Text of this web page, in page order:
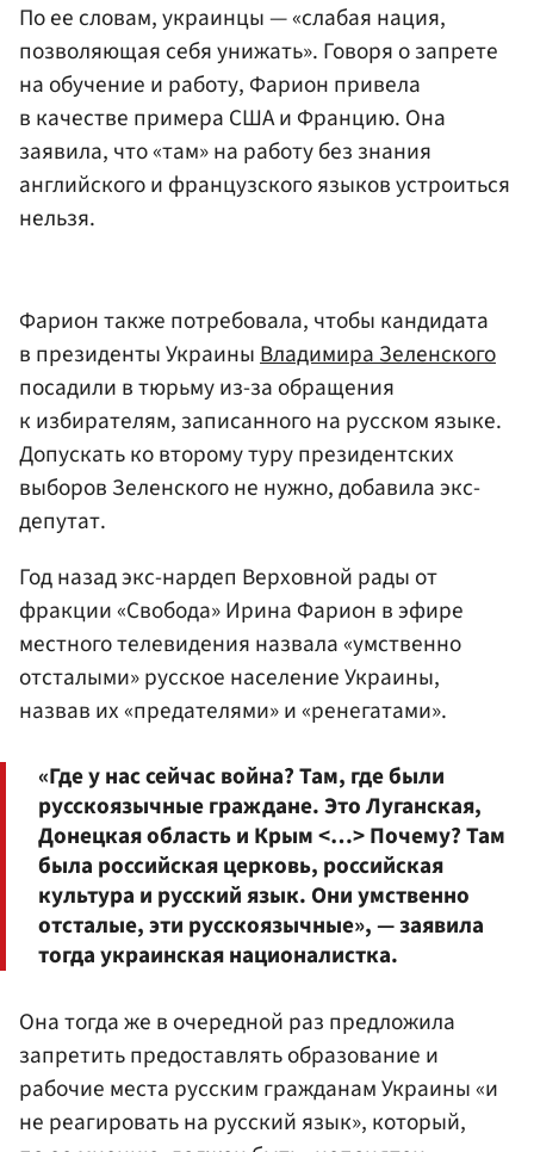
По ее словам, украинцы — «слабая нация,
позволяющая себя унижать». Говоря о запрете
на обучение и работу, Фарион привела
в качестве примера США и Францию. Она
заявила, что «там» на работу без знания
английского и французского языков устроиться
нельзя.
Фарион также потребовала, чтобы кандидата
в президенты УкраиныВладимира Зеленского
посадили в тюрьму из-за обращения
к избирателям, записанного на русском языке.
Допускать ко второму туру президентских
выборов Зеленского не нужно, добавила экс-
депутат.
Год назад экс-нардеп Верховной рады от
фракции «Свобода» Ирина Фарион в эфире
местного телевидения назвала «умственно
отсталыми» русское население Украины,
назвав их «предателями» и «ренегатами».
«Где у нас сейчас война? Там, где были
русскоязычные граждане. Это Луганская,
Донецкая область и Крым <…> Почему? Там
была российская церковь, российская
культура и русский язык. Они умственно
отсталые, эти русскоязычные», — заявила
тогда украинская националистка.
Она тогда же в очередной раз предложила
запретить предоставлять образование и
рабочие места русским гражданам Украины «и
не реагировать на русский язык», который,